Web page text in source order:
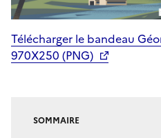
Télécharger le bandeau
970X250 (PNG)
SOMMAIRE